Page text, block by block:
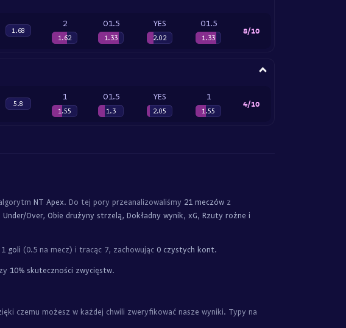
1.68
2
1.62
O1.5
1.33
YES
2.02
O1.5
1.33
8/10
5.8
1
1.55
O1.5
1.3
YES
2.05
1
1.55
4/10
NT Apex. Do tej pory przeanalizowaliśmy 21 meczów z
Under/Over, Obie drużyny strzelą, Dokładny wynik, xG, Rzuty rożne i
1 goli (0.5 na mecz) i tracąc 7, zachowując 0 czystych kont.
10% skuteczności zwycięstw.
czemu możesz w każdej chwili zweryfikować nasze wyniki. Typy na